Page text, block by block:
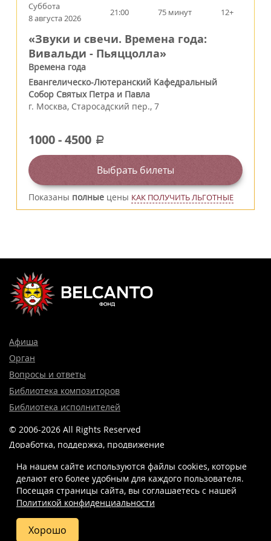
Суббота
8 августа 2026
21:00 75 минут 12+
«Звуки и свечи. Времена года:
Вивальди - Пьяццолла»
Времена года
Евангелическо-Лютеранский Кафедральный
Собор Святых Петра и Павла
г. Москва, Старосадский пер., 7
1000-4500 a
Выбрать билеты
Показаны полные цены КАК ПОЛУЧИТЬ ЛЬГОТНЫЕ
Афиша
Орган
Вопросы и ответы
Библиотека композиторов
Библиотека исполнителей
© 2006-2026 All Rights Reserved
Доработка, поддержка, продвижение
8 (499) 923-22-78
info@belcantofund.com
На нашем сайте используются файлы cookies, которые
делают его более удобным для каждого пользователя.
Посещая страницы сайта, вы соглашаетесь c нашей
Политикой конфиденциальности
Хорошо